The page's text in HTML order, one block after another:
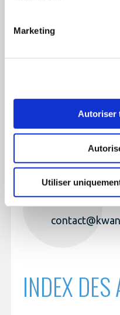
Marketing
Autoriser
Utiliser
CONTACT
+33 (0)2 56 31
EMAIL
INDEX
activités